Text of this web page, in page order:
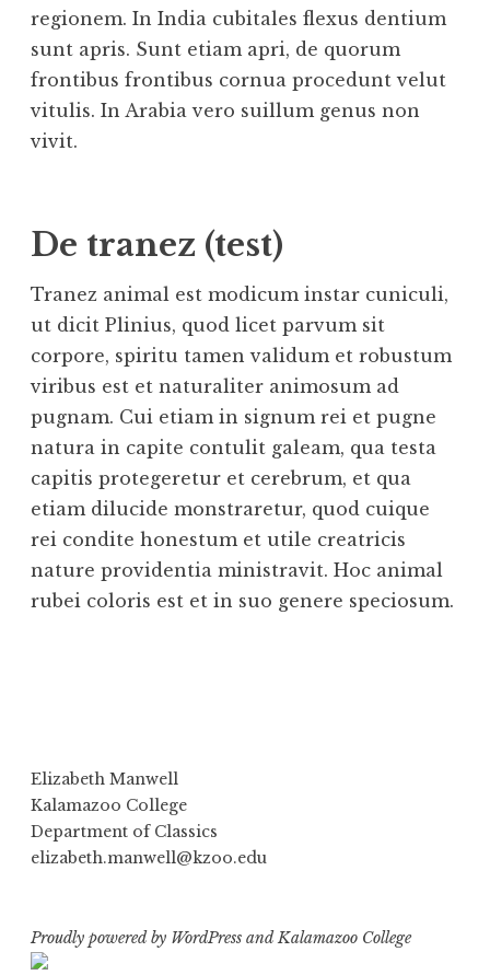
regionem. In India cubitales flexus dentium
sunt apris. Sunt etiam apri, de quorum
frontibus frontibus cornua procedunt velut
vitulis. In Arabia vero suillum genus non
vivit.
De tranez (test)
Tranez animal est modicum instar cuniculi,
ut dicit Plinius, quod licet parvum sit
corpore, spiritu tamen validum et robustum
viribus est et naturaliter animosum ad
pugnam. Cui etiam in signum rei et pugne
natura in capite contulit galeam, qua testa
capitis protegeretur et cerebrum, et qua
etiam dilucide monstraretur, quod cuique
rei condite honestum et utile creatricis
nature providentia ministravit. Hoc animal
rubei coloris est et in suo genere speciosum.
Elizabeth Manwell
Kalamazoo College
Department of Classics
elizabeth.manwell@kzoo.edu
Proudly powered by WordPress andKalamazoo College